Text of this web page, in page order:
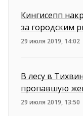
Кингисепп
за городским
29 июля 2019, 14:02
В лесу в
пропавшую
29 июля 2019, 13:50